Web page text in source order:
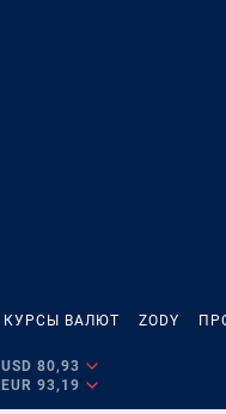
КУРСЫ ВАЛЮТ ZODY
USD 80,93
EUR 93,19